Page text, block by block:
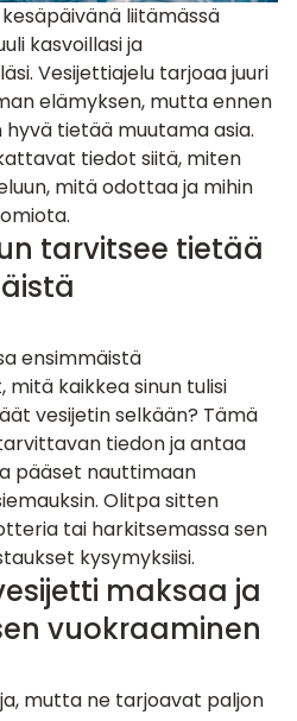
liitämässä
kasvoillasi ja
Vesijettiajelu tarjoaa juuri
elämyksen, mutta ennen
hyvä tietää muutama asia.
tiedot siitä, miten
mitä odottaa ja mihin
tarvitsee tietää
ensimmäistä
mitä kaikkea sinun tulisi
vesijetin selkään? Tämä
tiedon ja antaa
pääset nauttimaan
Olitpa sitten
tai harkitsemassa sen
kysymyksiisi.
maksaa ja
vuokraaminen
mutta ne tarjoavat paljon